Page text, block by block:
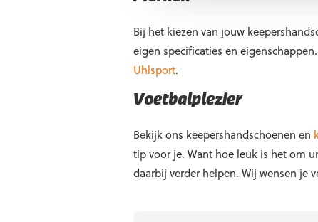
Bij het kiezen van jouw
eigen specificaties en
Uhlsport.
Voetbalplezier
Bekijk ons keepershandschoenen en
tip voor je. Want hoe leuk is het om
daarbij verder helpen. Wij wensen je